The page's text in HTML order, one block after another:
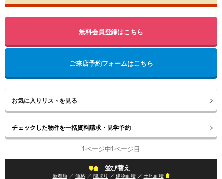
無料会員登録はこちら
ご来店予約フォームはこちら
お気に入りリストを見る
1ページ中1ページ目
並び替え
新着順／ 価格／ 間取り ／ 建物面積／ 土地面積